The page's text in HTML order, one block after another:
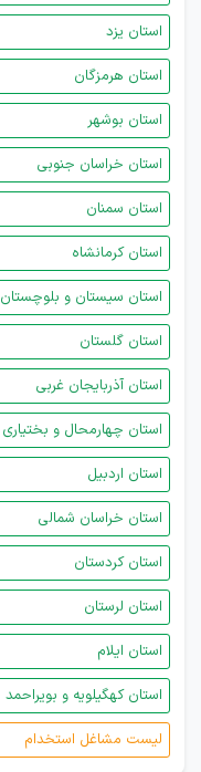
استان یزد
استان هرمزگان
استان بوشهر
استان خراسان جنوبی
استان سمنان
استان کرمانشاه
استان سیستان و بلوچستان
استان گلستان
استان آذربایجان غربی
استان چهارمحال و بختیاری
استان اردبیل
استان خراسان شمالی
استان کردستان
استان لرستان
استان ایلام
استان کهگیلویه و بویراحمد
لیست مشاغل استخدام